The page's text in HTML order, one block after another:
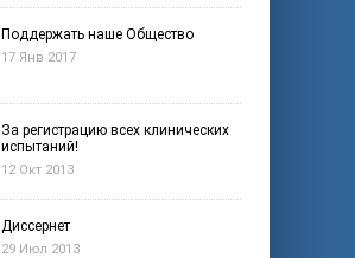
Поддержать наше Общество
17 Янв 2017
За регистрацию всех клинических
испытаний!
12 Окт 2013
Диссернет
29 Июл 2013